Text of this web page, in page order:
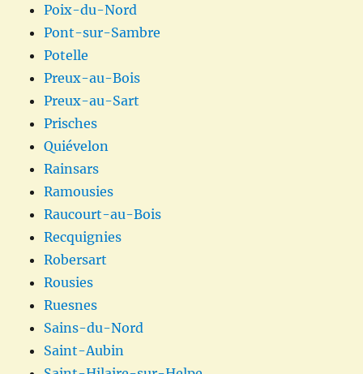
Poix-du-Nord
Pont-sur-Sambre
Potelle
Preux-au-Bois
Preux-au-Sart
Prisches
Quiévelon
Rainsars
Ramousies
Raucourt-au-Bois
Recquignies
Robersart
Rousies
Ruesnes
Sains-du-Nord
Saint-Aubin